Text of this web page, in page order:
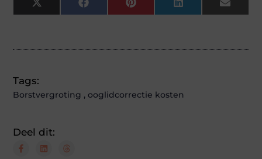
X
(Twitter)
FacebookPinterestLinkedInEmail
Tags:
Borstvergroting ,ooglidcorrectie kosten
Deel dit: